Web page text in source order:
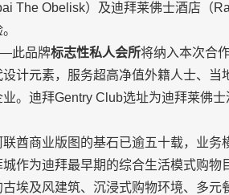
The Obelisk）及迪拜莱佛士酒店（
此品牌标志性私人会所将纳入本次合
计元素，服务超高净值外籍人士、
。迪拜Gentry Club选址为迪拜莱佛
酋商业版图的基石已逾五十载，业
作为迪拜最早期的综合生活模式购
埃及风建筑、沉浸式购物环境、多元